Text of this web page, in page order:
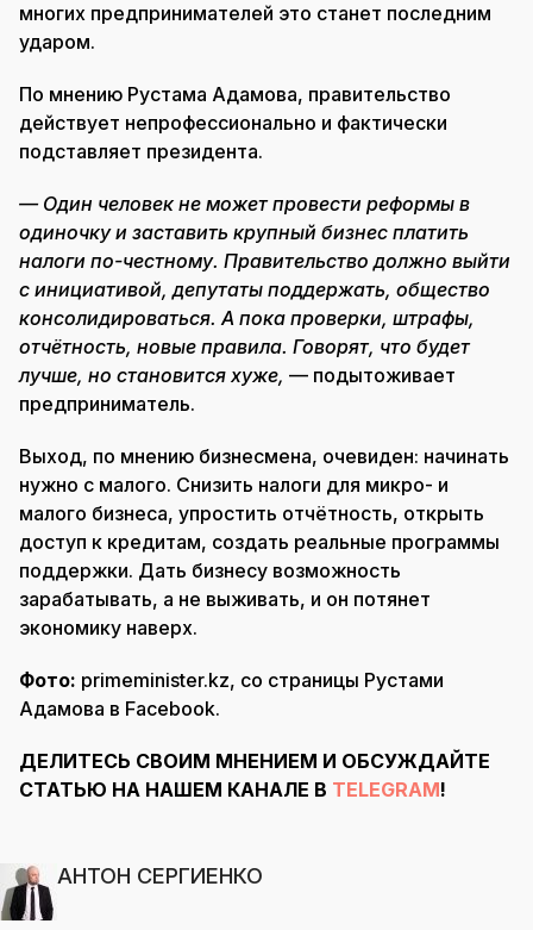
многих предпринимателей это станет последним
ударом.
По мнению Рустама Адамова, правительство
действует непрофессионально и фактически
подставляет президента.
— Один человек не может провести реформы в
одиночку и заставить крупный бизнес платить
налоги по-честному. Правительство должно выйти
с инициативой, депутаты поддержать, общество
консолидироваться. А пока проверки, штрафы,
отчётность, новые правила. Говорят, что будет
лучше, но становится хуже, — подытоживает
предприниматель.
Выход, по мнению бизнесмена, очевиден: начинать
нужно с малого. Снизить налоги для микро- и
малого бизнеса, упростить отчётность, открыть
доступ к кредитам, создать реальные программы
поддержки. Дать бизнесу возможность
зарабатывать, а не выживать, и он потянет
экономику наверх.
Фото: primeminister.kz, со страницы Рустами
Адамова в Facebook.
ДЕЛИТЕСЬ СВОИМ МНЕНИЕМ И ОБСУЖДАЙТЕ
СТАТЬЮ НА НАШЕМ КАНАЛЕ В TELEGRAM!
АНТОН СЕРГИЕНКО